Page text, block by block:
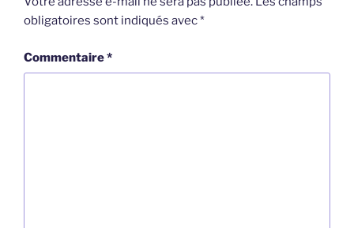
obligatoires sont indiqués avec*
Commentaire*